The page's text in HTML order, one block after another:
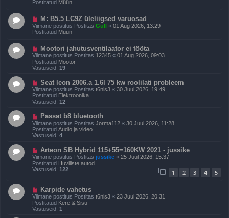
t
s
t
i
Postitatud Müün
U
u
s
t
i
t
s
M: B5.5 LC9Z üleliigsed varuosad
Viimane postitus Postitas Gull « 01 Aug 2026, 13:29
Postitatud Müün
U
u
s
p
i
t
u
Mootori jahutusventilaator ei tööta
Viimane postitus Postitas 12345 « 01 Aug 2026, 09:03
Postitatud Mootor
Vastuseid: 19
U
u
s
p
i
t
u
Seat leon 2006.a 1.6l 75 kw roolilati probleem
Viimane postitus Postitas t6nis3 « 30 Juul 2026, 19:49
Postitatud Elektroonika
Vastuseid: 12
U
u
s
p
i
t
u
Passat b8 bluetooth
Viimane postitus Postitas Jorma112 « 30 Juul 2026, 11:28
Postitatud Audio ja video
Vastuseid: 4
U
u
s
p
t
u
s
Arteon SB Hybrid 115+55=160KW 2021 - jussike
Viimane postitus Postitas jussike « 25 Juul 2026, 15:37
Postitatud Huviliste autod
Vastuseid: 122 1 2 3 4 5
U
u
s
p
o
Karpide vahetus
Viimane postitus Postitas t6nis3 « 23 Juul 2026, 20:31
Postitatud Kere & Sisu
Vastuseid: 1